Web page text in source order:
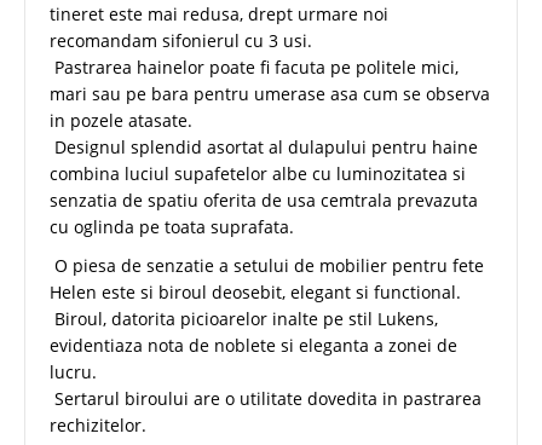
tineret este mai redusa, drept urmare noi
recomandam sifonierul cu 3 usi.
Pastrarea hainelor poate fi facuta pe politele mici,
mari sau pe bara pentru umerase asa cum se observa
in pozele atasate.
Designul splendid asortat al dulapului pentru haine
combina luciul supafetelor albe cu luminozitatea si
senzatia de spatiu oferita de usa cemtrala prevazuta
cu oglinda pe toata suprafata.
O piesa de senzatie a setului de mobilier pentru fete
Helen este si biroul deosebit, elegant si functional.
Biroul, datorita picioarelor inalte pe stil Lukens,
evidentiaza nota de noblete si eleganta a zonei de
lucru.
Sertarul biroului are o utilitate dovedita in pastrarea
rechizitelor.